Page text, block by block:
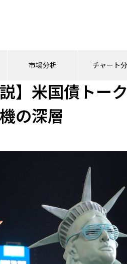
市場分析 チャート
説】米国債トー
の深層